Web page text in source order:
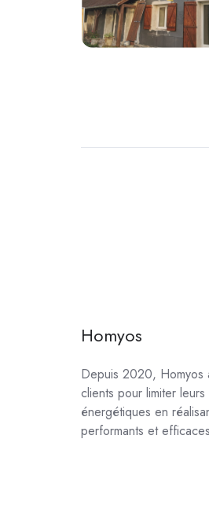
Homyos
Depuis 2020, Homyos
clients pour limiter
énergétiques en
performants et